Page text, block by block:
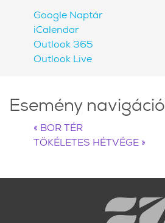
Google Naptár
iCalendar
Outlook 365
Outlook Live
Esemény navigáció
« BOR TÉR
TÖKÉLETES HÉTVÉGE »